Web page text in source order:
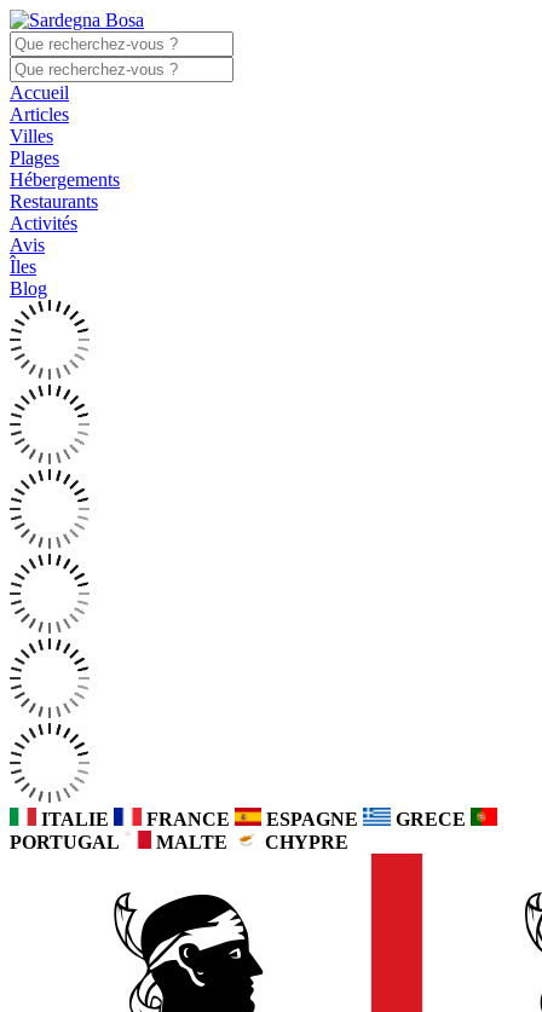
Accueil
Articles
Villes
Plages
Hébergements
Restaurants
Activités
Avis
Îles
Blog
ITALIE FRANCE ESPAGNE
GRECE
PORTUGAL
MALTE CHYPRE